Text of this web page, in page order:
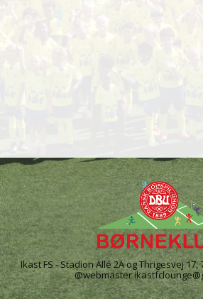
Ikast FS - Stadion Allé 2A og Thrigesvej 17,
@webmaster